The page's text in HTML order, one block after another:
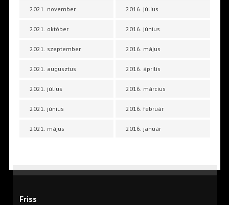
2021. november
2021. október
2021. szeptember
2021. augusztus
2021. július
2021. június
2021. május
2016. július
2016. június
2016. május
2016. április
2016. március
2016. február
2016. január
Friss